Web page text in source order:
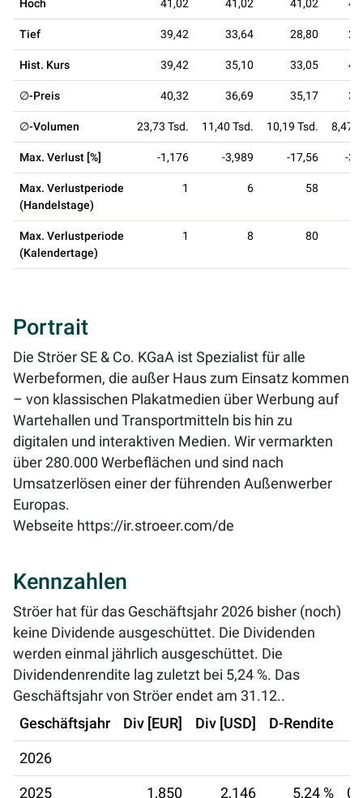
Hoch 41,02 41,02 41,02
Tief 39,42 33,64 28,80
Hist. Kurs 39,42 35,10 33,05
∅-Preis 40,32 36,69 35,17
∅-Volumen 23,73 Tsd. 11,40 Tsd. 10,19 Tsd. 8,47
Max. Verlust [%] -1,176 -3,989 -17,56 -
Max. Verlustperiode
(Handelstage)
1 6 58
Max. Verlustperiode
(Kalendertage)
1 8 80
Portrait
Die Ströer SE & Co. KGaA ist Spezialist für alle
Werbeformen, die außer Haus zum Einsatz kommen
– von klassischen Plakatmedien über Werbung auf
Wartehallen und Transportmitteln bis hin zu
digitalen und interaktiven Medien. Wir vermarkten
über 280.000 Werbeflächen und sind nach
Umsatzerlösen einer der führenden Außenwerber
Europas.
Webseite https://ir.stroeer.com/de
Kennzahlen
Ströer hat für das Geschäftsjahr 2026 bisher (noch)
keine Dividende ausgeschüttet. Die Dividenden
werden einmal jährlich ausgeschüttet. Die
Dividendenrendite lag zuletzt bei 5,24 %. Das
Geschäftsjahr von Ströer endet am 31.12..
Geschäftsjahr
Div [EUR] Div [USD] D-Rendite
2026
2025 1,850 2,146 5,24 %